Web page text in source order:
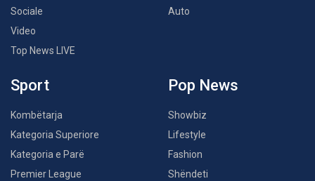
Sociale
Video
Top News LIVE
Auto
Sport
Kombëtarja
Kategoria Superiore
Kategoria e Parë
Premier League
Pop News
Showbiz
Lifestyle
Fashion
Shëndeti